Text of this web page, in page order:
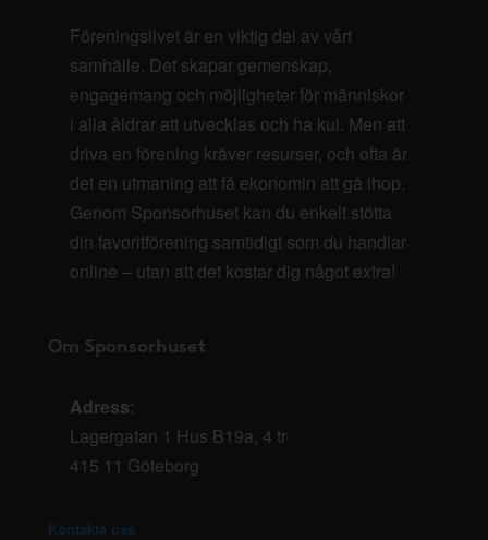
Föreningslivet är en viktig del av vårt
samhälle. Det skapar gemenskap,
engagemang och möjligheter för människor
i alla åldrar att utvecklas och ha kul. Men att
driva en förening kräver resurser, och ofta är
det en utmaning att få ekonomin att gå ihop.
Genom Sponsorhuset kan du enkelt stötta
din favoritförening samtidigt som du handlar
online – utan att det kostar dig något extra!
Om Sponsorhuset
Adress:
Lagergatan 1 Hus B19a, 4 tr
415 11 Göteborg
Kontakta oss